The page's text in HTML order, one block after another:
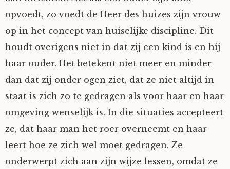
opvoedt, zo voedt de Heer des huizes zijn vrouw
op in het concept van huiselijke discipline. Dit
houdt overigens niet in dat zij een kind is en hij
haar ouder. Het betekent niet meer en minder
dan dat zij onder ogen ziet, dat ze niet altijd in
staat is zich zo te gedragen als voor haar en haar
omgeving wenselijk is. In die situaties accepteert
ze, dat haar man het roer overneemt en haar
leert hoe ze zich wel moet gedragen. Ze
onderwerpt zich aan zijn wijze lessen, omdat ze